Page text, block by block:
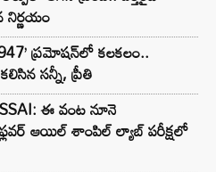
ప్రమోషన్‌లో కలకలం..
సన్నీ, ప్రీతి
ఈ వంట నూనె
ఆయిల్ శాంపిల్ ల్యాబ్ పరీక్షలో